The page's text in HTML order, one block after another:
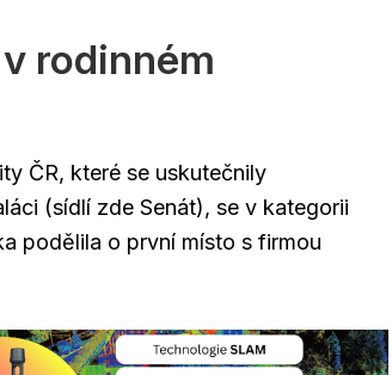
rodinném
ČR, které se uskutečnily
(sídlí zde Senát), se v kategorii
podělila o první místo s firmou